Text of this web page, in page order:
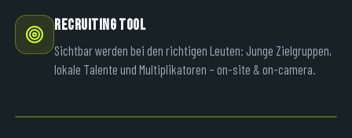
RECRUITING TOOL
Sichtbar werden bei den richtigen Leuten: Junge Zielgruppen,
lokale Talente und Multiplikatoren – on-site & on-camera.